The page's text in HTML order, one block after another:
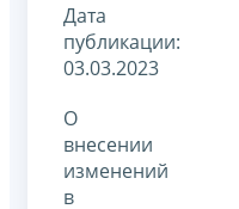
Дата
публикации:
03.03.2023
О
внесении
изменений
в